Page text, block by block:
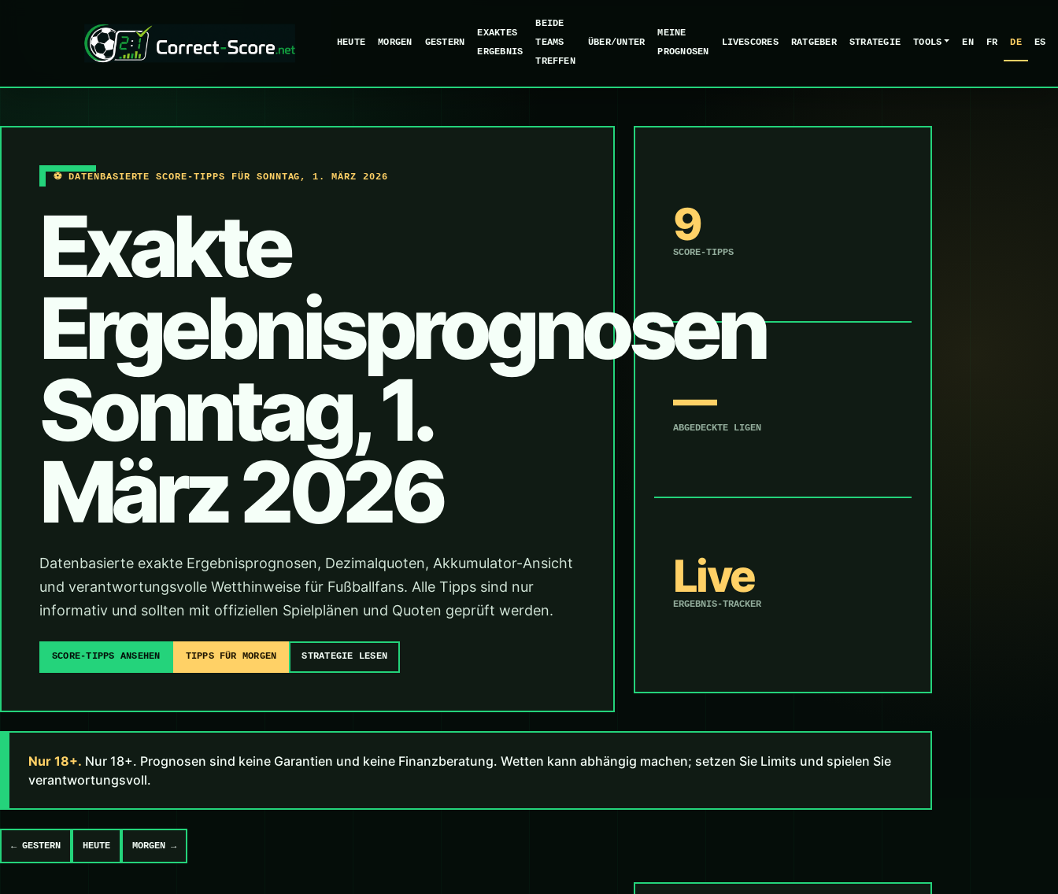
HEUTE MORGEN GESTERN
EXAKTES
ERGEBNIS
BEIDE
TEAMS
TREFFEN
ÜBER/UNTER
MEINE
PROGNOSEN
LIVESCORES RATGEBER STRATEGIE TOOLS EN FR DE ES
⚽ DATENBASIERTE SCORE-TIPPS FÜR SONNTAG, 1. MÄRZ 2026
Exakte
Ergebnisprognosen
Sonntag, 1.
März 2026
Datenbasierte exakte Ergebnisprognosen, Dezimalquoten, Akkumulator-Ansicht
und verantwortungsvolle Wetthinweise für Fußballfans. Alle Tipps sind nur
informativ und sollten mit offiziellen Spielplänen und Quoten geprüft werden.
SCORE-TIPPS ANSEHEN TIPPS FÜR MORGEN STRATEGIE LESEN
9
SCORE-TIPPS
—
ABGEDECKTE LIGEN
Live
ERGEBNIS-TRACKER
Nur 18+. Nur 18+. Prognosen sind keine Garantien und keine Finanzberatung. Wetten kann abhängig machen; setzen Sie Limits und spielen Sie
verantwortungsvoll.
← GESTERN HEUTE MORGEN →